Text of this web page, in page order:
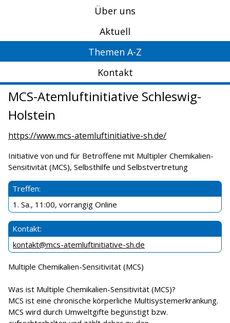
Über uns
Aktuell
Themen A-Z
Kontakt
MCS-Atemluftinitiative Schleswig-
Holstein
https://www.mcs-atemluftinitiative-sh.de/
Initiative von und für Betroffene mit Multipler Chemikalien-
Sensitivität (MCS), Selbsthilfe und Selbstvertretung
Treffen:
1. Sa., 11:00, vorrangig Online
Kontakt:
kontakt@mcs-atemluftinitiative-sh.de
Multiple Chemikalien-Sensitivität (MCS)
Was ist Multiple Chemikalien-Sensitivität (MCS)?
MCS ist eine chronische körperliche Multisystemerkrankung.
MCS wird durch Umweltgifte begünstigt bzw.